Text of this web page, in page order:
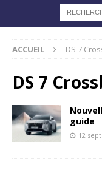
ACCUEIL DS 7
DS 7
guide
12